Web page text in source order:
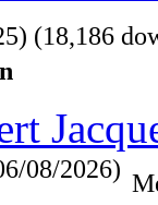
) (18,186
08/2026)